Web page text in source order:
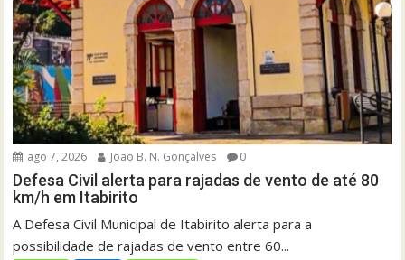
ago 7, 2026 João B. N. Gonçalves 0
Defesa Civil alerta para rajadas de vento de até 80
km/h em Itabirito
A Defesa Civil Municipal de Itabirito alerta para a
possibilidade de rajadas de vento entre 60...